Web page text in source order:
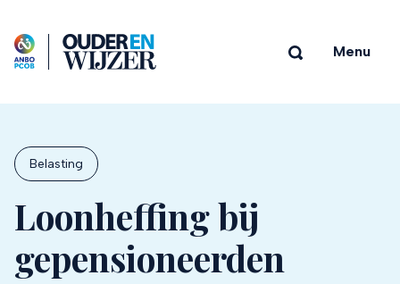
Menu
Belasting
Loonheffing bij
gepensioneerden